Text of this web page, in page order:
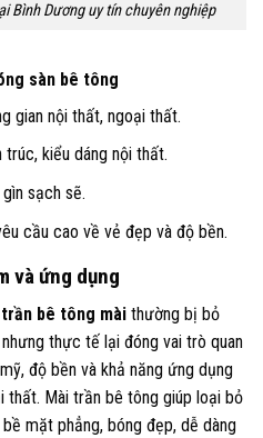
Bình Dương uy tín chuyên nghiệp
sàn bê tông
gian nội thất, ngoại thất.
kiểu dáng nội thất.
sạch sẽ.
cầu cao về vẻ đẹp và độ bền.
và ứng dụng
trần bê tông mài thường bị bỏ
thực tế lại đóng vai trò quan
độ bền và khả năng ứng dụng
thất. Mài trần bê tông giúp loại bỏ
mặt phẳng, bóng đẹp, dễ dàng